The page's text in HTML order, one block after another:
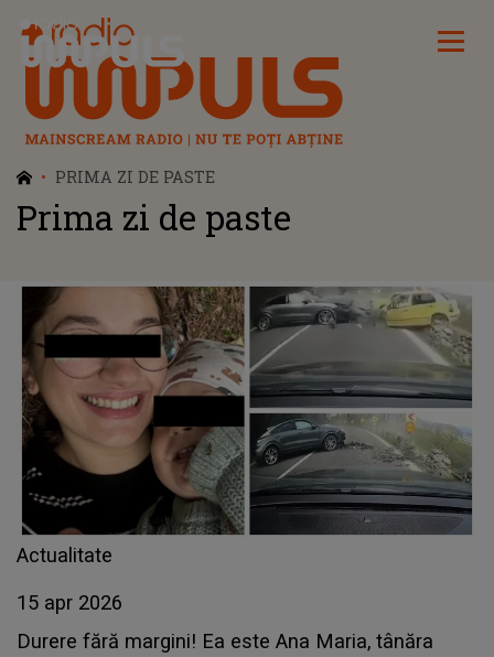
Radio Impuls
PRIMA ZI DE PASTE
Prima zi de paste
Actualitate
15 apr 2026
Durere fără margini! Ea este Ana Maria, tânăra